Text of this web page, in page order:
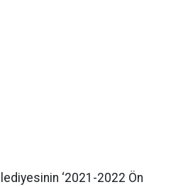
‘2021-2022 Ön